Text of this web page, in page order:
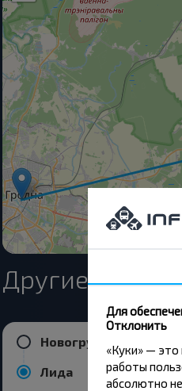
Другие рейсы
Новогрудок
Лида
Для
Отклонить
«Куки» —
работы
абсолютно